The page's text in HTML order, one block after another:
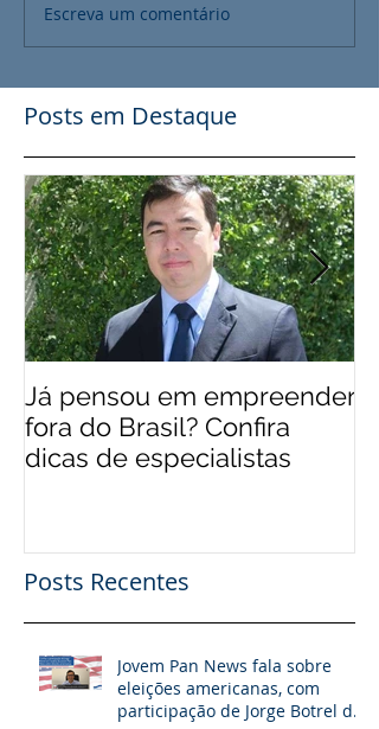
Escreva um comentário
Posts em Destaque
Já pensou em empreender
fora do Brasil? Confira
dicas de especialistas
Posts Recentes
Jovem Pan News fala sobre
eleições americanas, com
participação de Jorge Botrel da